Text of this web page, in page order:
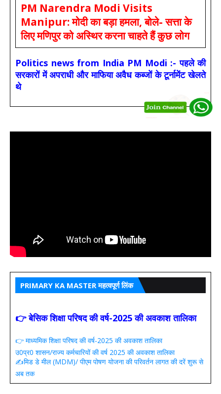
PM Narendra Modi Visits
Manipur: मोदी का बड़ा हमला, बोले- सत्ता के
लिए मणिपुर को अस्थिर करना चाहते हैं कुछ लोग
Politics news from India PM Modi :- पहले की
सरकारों में अपराधी और माफिया अवैध कब्जों के टूर्नामेंट खेलते
थे
PRIMARY KA MASTER महत्वपूर्ण लिंक
👉 बेसिक शिक्षा परिषद की वर्ष-2025 की अवकाश तालिका
👉 माध्यमिक शिक्षा परिषद की वर्ष-2025 की अवकाश तालिका
उ0प्र0 शासन/राज्य कर्मचारियों की वर्ष 2025 की अवकाश तालिका
✍️मिड डे मील (MDM)/ पीएम पोषण योजना की परिवर्तन लागत की दरें शुरू से
अब तक